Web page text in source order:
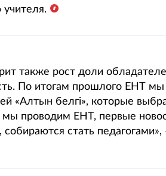
также рост доли
По итогам прошлого ЕНТ
«Алтын белгі», которые
мы проводим ЕНТ, первые
собираются стать